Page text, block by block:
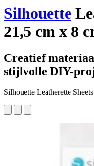
Silhouette
21,5 cm x 8
Creatief
stijlvolle DIY-
Silhouette Leatherette